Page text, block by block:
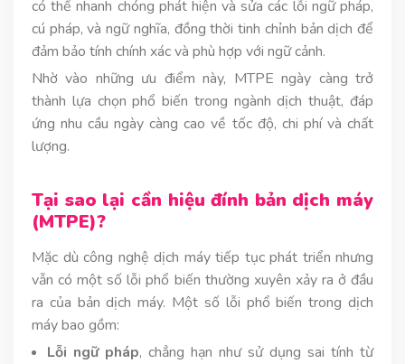
có thể nhanh chóng phát hiện và sửa các lỗi ngữ pháp,
cú pháp, và ngữ nghĩa, đồng thời tinh chỉnh bản dịch để
đảm bảo tính chính xác và phù hợp với ngữ cảnh.
Nhờ vào những ưu điểm này, MTPE ngày càng trở
thành lựa chọn phổ biến trong ngành dịch thuật, đáp
ứng nhu cầu ngày càng cao về tốc độ, chi phí và chất
lượng.
Tại sao lại cần hiệu đính bản dịch máy
(MTPE)?
Mặc dù công nghệ dịch máy tiếp tục phát triển nhưng
vẫn có một số lỗi phổ biến thường xuyên xảy ra ở đầu
ra của bản dịch máy. Một số lỗi phổ biến trong dịch
máy bao gồm:
Lỗi ngữ pháp, chẳng hạn như sử dụng sai tính từ